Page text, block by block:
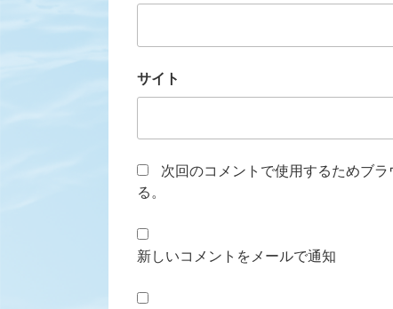
サイト
次回のコメントで使用するためブ
る。
新しいコメントをメールで通知